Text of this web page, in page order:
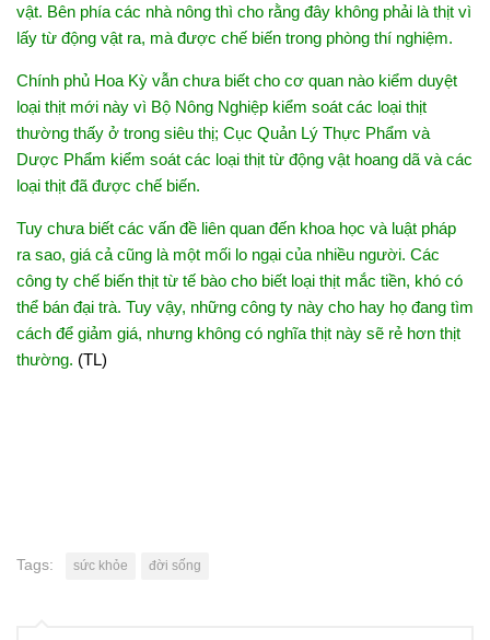
vật. Bên phía các nhà nông thì cho rằng đây không phải là thịt vì
lấy từ động vật ra, mà được chế biến trong phòng thí nghiệm.
Chính phủ Hoa Kỳ vẫn chưa biết cho cơ quan nào kiểm duyệt
loại thịt mới này vì Bộ Nông Nghiệp kiểm soát các loại thịt
thường thấy ở trong siêu thị; Cục Quản Lý Thực Phẩm và
Dược Phẩm kiểm soát các loại thịt từ động vật hoang dã và các
loại thịt đã được chế biến.
Tuy chưa biết các vấn đề liên quan đến khoa học và luật pháp
ra sao, giá cả cũng là một mối lo ngại của nhiều người. Các
công ty chế biến thịt từ tế bào cho biết loại thịt mắc tiền, khó có
thể bán đại trà. Tuy vậy, những công ty này cho hay họ đang tìm
cách để giảm giá, nhưng không có nghĩa thịt này sẽ rẻ hơn thịt
thường. (TL)
Tags: sức khỏe đời sống